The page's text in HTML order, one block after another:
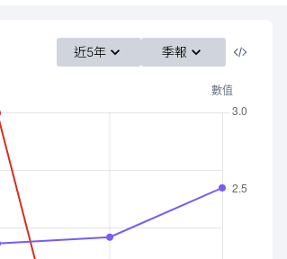
近5年 季報